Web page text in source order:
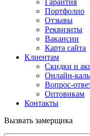
Гарантия
Портфолио
Отзывы
Реквизиты
Вакансии
Карта сайта
Клиентам
Скидки и
Онлайн-
Вопрос-
Оптовикам
Контакты
Вызвать замерщика